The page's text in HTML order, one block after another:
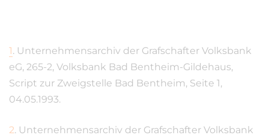
1. Unternehmensarchiv der Grafschafter Volksbank
eG, 265-2, Volksbank Bad Bentheim-Gildehaus,
Script zur Zweigstelle Bad Bentheim, Seite 1,
04.05.1993.
2. Unternehmensarchiv der Grafschafter Volksbank